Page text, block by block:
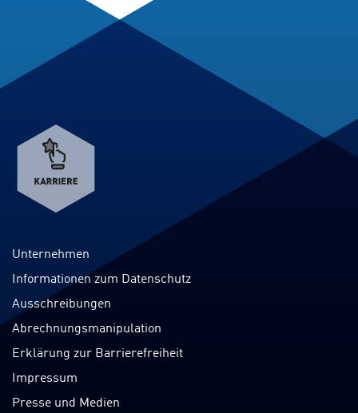
Verweis
zum
Karriereportal
Unternehmen
Informationen zum Datenschutz
Ausschreibungen
Abrechnungsmanipulation
Erklärung zur Barrierefreiheit
Impressum
Presse und Medien